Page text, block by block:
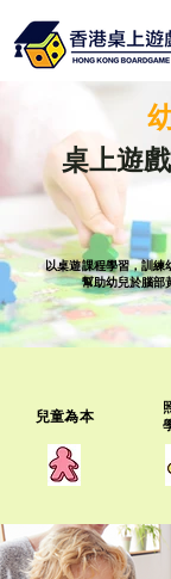
桌上遊
以桌遊課程學習，訓練
幫助幼兒於腦部
兒童為本